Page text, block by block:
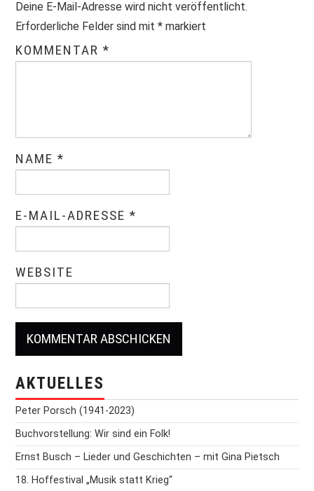
Deine E-Mail-Adresse wird nicht veröffentlicht.
Erforderliche Felder sind mit* markiert
KOMMENTAR*
NAME*
E-MAIL-ADRESSE*
WEBSITE
AKTUELLES
Peter Porsch (1941-2023)
Buchvorstellung: Wir sind ein Folk!
Ernst Busch – Lieder und Geschichten – mit Gina Pietsch
18. Hoffestival „Musik statt Krieg“